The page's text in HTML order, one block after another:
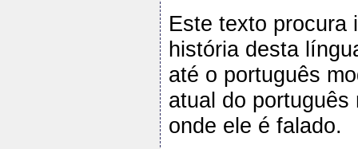
Este texto procura
história desta
até o português
atual do
onde ele é falado.